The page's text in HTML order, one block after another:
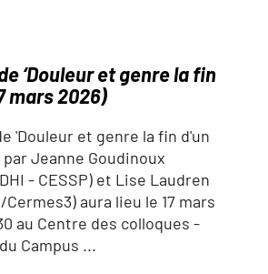
‘Douleur et genre la fin
mars 2026)
'Douleur et genre la fin d'un
Jeanne Goudinoux
- CESSP) et Lise Laudren
aura lieu le 17 mars
au Centre des colloques -
Campus ...